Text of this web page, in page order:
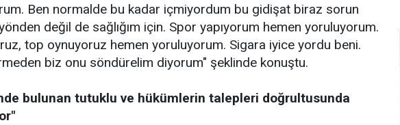
Ben normalde bu kadar içmiyordum bu gidişat biraz sorun
değil de sağlığım için. Spor yapıyorum hemen yoruluyorum.
top oynuyoruz hemen yoruluyorum. Sigara iyice yordu beni.
biz onu söndürelim diyorum" şeklinde konuştu.
bulunan tutuklu ve hükümlerin talepleri doğrultusunda